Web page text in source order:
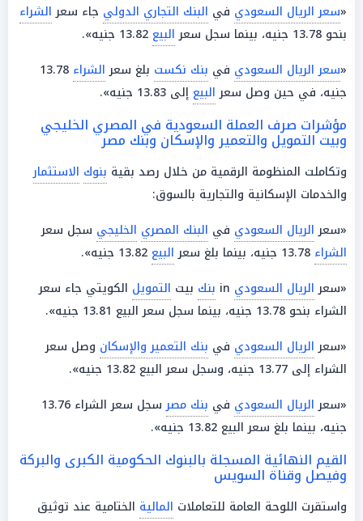
«سعر الريال السعودي في البنك التجاري الدولي جاء سعرالشراء
بنحو 13.78 جنيه، بينما سجل سعر
البيع
«سعر الريال السعودي في بنك نكست بلغ سعرالشراء 13.78
جنيه، في حين وصل سعرالبيعإلى 13.83 جنيه».
مؤشرات صرف العملة السعودية في المصري الخليجي
وبيت التمويل والتعمير والإسكان وبنك مصر
وتكاملت المنظومة الرقمية من خلال رصد بقية بنوك الاستثمار
والخدمات الإسكانية والتجارية بالسوق:
«سعرالريال السعودي في البنك المصري الخليجي سجل سعر
الشراء
البيع
«سعرالريال السعودي بنك بيت التمويل الكويتي جاء سعر
الشراء بنحو 13.78 جنيه، بينما سجل سعر البيع 13.81 جنيه».
«سعرالريال السعودي في بنك التعمير والإسكان وصل سعر
الشراء إلى 13.77 جنيه، وسجل سعر البيع 13.82 جنيه».
«سعرالريال السعودي في بنك مصر
سجل سعر الشراء 13.76
جنيه، بينما بلغ سعر البيع 13.82 جنيه».
القيم النهائية المسجلة بالبنوك الحكومية الكبرى والبركة
وفيصل وقناة السويس
واستقرت اللوحة العامة للتعاملات المالية الختامية عند توثيق